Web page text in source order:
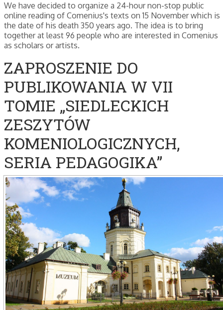
We have decided to organize a 24-hour non-stop public
online reading of Comenius's texts on 15 November which is
the date of his death 350 years ago. The idea is to bring
together at least 96 people who are interested in Comenius
as scholars or artists.
ZAPROSZENIE DO
PUBLIKOWANIA W VII
TOMIE „SIEDLECKICH
ZESZYTÓW
KOMENIOLOGICZNYCH,
SERIA PEDAGOGIKA”